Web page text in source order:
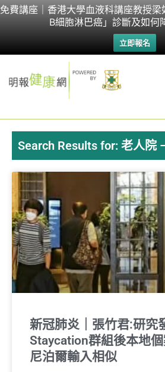
免費講座｜香港大學血液科講座教授
B細胞淋巴癌」診斷及如何
立即報名
Skip
Search Results for: 老人院
新冠肺炎｜張竹君:研究
Staycation群組後本地
尼泊爾輸入相似
Page
PagePage